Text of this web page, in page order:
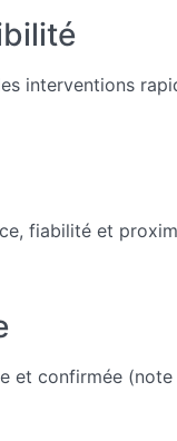
interventions
fiabilité et
et confirmée